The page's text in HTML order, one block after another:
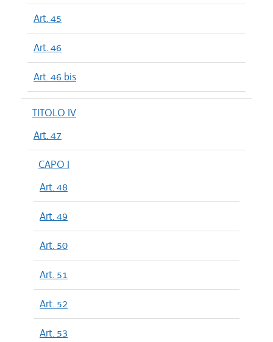
Art. 45
Art. 46
Art. 46 bis
TITOLO IV
Art. 47
CAPO I
Art. 48
Art. 49
Art. 50
Art. 51
Art. 52
Art. 53